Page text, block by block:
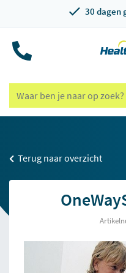
30 dagen
Terug naar overzicht